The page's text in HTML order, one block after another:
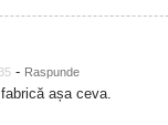
- Raspunde
așa ceva.